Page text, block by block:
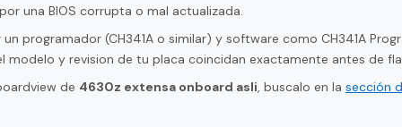
una BIOS corrupta o mal actualizada.
programador (CH341A o similar) y software como CH341A
modelo y revision de tu placa coincidan exactamente antes de
de 4630z extensa onboard asli, buscalo en la sección